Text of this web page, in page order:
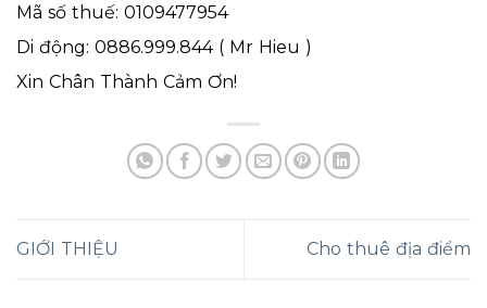
Mã số thuế: 0109477954
Di động: 0886.999.844 ( Mr Hieu )
Xin Chân Thành Cảm Ơn!
GIỚI THIỆU Cho thuê địa điểm